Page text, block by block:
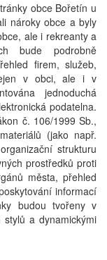
obce Bořetín u
nároky obce a byly
ale i rekreanty a
bude podrobně
firem, služeb,
v obci, ale i v
jednoduchá
podatelna.
č. 106/1999 Sb.,
(jako např.
strukturu
prostředků proti
města, přehled
informací
budou tvořeny v
a dynamickými